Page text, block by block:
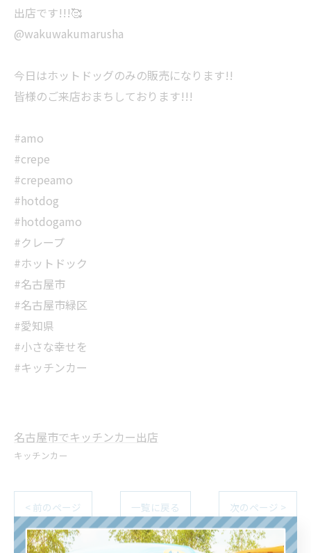
出店です!!!🥰
@wakuwakumarusha
今日はホットドッグのみの販売になります!!
皆様のご来店おまちしております!!!
#amo
#crepe
#crepeamo
#hotdog
#hotdogamo
#クレープ
#ホットドック
#名古屋市
#名古屋市緑区
#愛知県
#小さな幸せを
#キッチンカー
名古屋市でキッチンカー出店
キッチンカー
< 前のページ 一覧に戻る 次のページ >